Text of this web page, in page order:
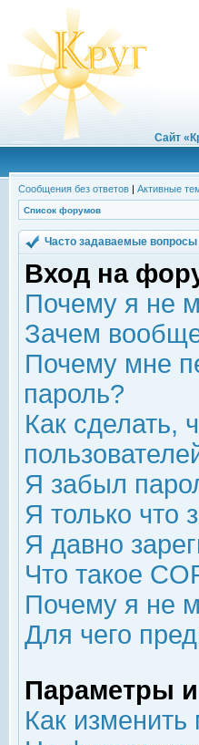
Сайт
Сообщения без ответов | Активные
Список форумов
Часто задаваемые вопросы
Вход на
Почему я не
Зачем
Почему мне
пароль?
Как сделать,
Я забыл
Я только что
Я давно
Что такое
Почему я не
Для чего
Параметры и
Как изменить